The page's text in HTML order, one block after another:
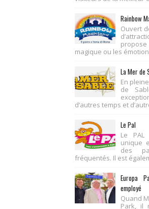
Rainbow
Ouvert
magique ou les
La Mer de
En
de
d’autres temps et
Le Pal
Le
unique
des
fréquentés. Il est
Europa
employé
Quand
Park, il